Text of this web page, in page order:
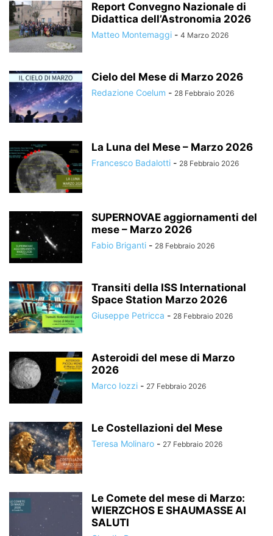
Report Convegno Nazionale di
Didattica dell’Astronomia 2026
Matteo Montemaggi - 4 Marzo 2026
Cielo del Mese di Marzo 2026
Redazione Coelum - 28 Febbraio 2026
La Luna del Mese – Marzo 2026
Francesco Badalotti - 28 Febbraio 2026
SUPERNOVAE aggiornamenti del
mese – Marzo 2026
Fabio Briganti - 28 Febbraio 2026
Transiti della ISS International
Space Station Marzo 2026
Giuseppe Petricca - 28 Febbraio 2026
Asteroidi del mese di Marzo
2026
Marco Iozzi - 27 Febbraio 2026
Le Costellazioni del Mese
Teresa Molinaro - 27 Febbraio 2026
Le Comete del mese di Marzo:
WIERZCHOS E SHAUMASSE AI
SALUTI